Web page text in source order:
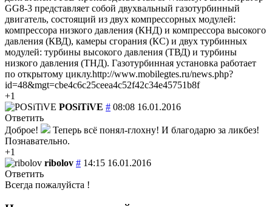
GG8-3 представляет собой двухвальный газотурбинный
двигатель, состоящий из двух компрессорных модулей:
компрессора низкого давления (КНД) и компрессора высокого
давления (КВД), камеры сгорания (КС) и двух турбинных
модулей: турбины высокого давления (ТВД) и турбины
низкого давления (ТНД). Газотурбинная установка работает
по открытому циклу.http://www.mobilegtes.ru/news.php?
id=48&mgt=cbe4c6c25ceea4c52f42c34e45751b8f
+1
POSiTiVE # 08:08 16.01.2016
Ответить
Доброе!
Теперь всё понял-глохну! И благодарю за ликбез!
Познавательно.
+1
ribolov # 14:15 16.01.2016
Ответить
Всегда пожалуйста !